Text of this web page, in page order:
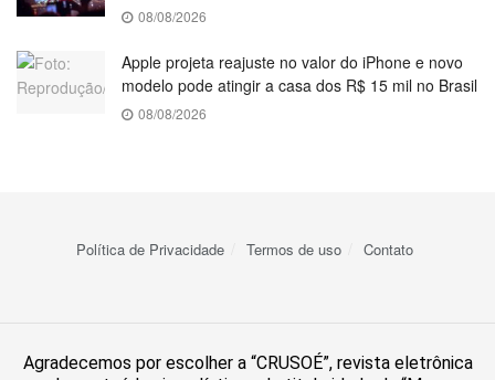
08/08/2026
Apple projeta reajuste no valor do iPhone e novo
modelo pode atingir a casa dos R$ 15 mil no Brasil
08/08/2026
Política de Privacidade Termos de uso Contato
Agradecemos por escolher a “CRUSOÉ”, revista eletrônica